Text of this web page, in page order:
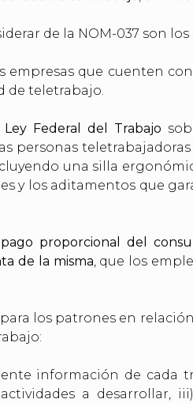
de la NOM-037 son
empresas que cuenten
de teletrabajo.
Ley Federal del Trabajo
personas
una silla
y los aditamentos que
pago proporcional del
de la misma, que los
los patrones en
información de cada
a desarrollar,